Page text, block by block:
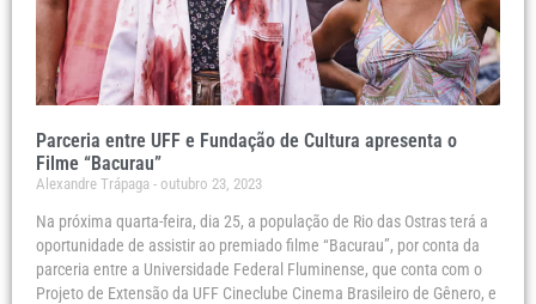
Parceria entre UFF e Fundação de Cultura apresenta o
Filme “Bacurau”
Alexandre Trápaga outubro 23, 2023
Na próxima quarta-feira, dia 25, a população de Rio das Ostras terá a
oportunidade de assistir ao premiado filme “Bacurau”, por conta da
parceria entre a Universidade Federal Fluminense, que conta com o
Projeto de Extensão da UFF Cineclube Cinema Brasileiro de Gênero, e